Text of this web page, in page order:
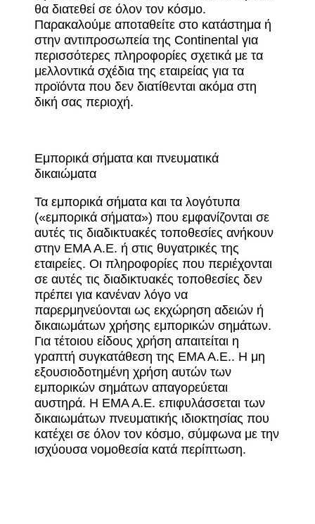
θα διατεθεί σε όλον τον κόσμο.
Παρακαλούμε αποταθείτε στο κατάστημα ή
στην αντιπροσωπεία της Continental για
περισσότερες πληροφορίες σχετικά με τα
μελλοντικά σχέδια της εταιρείας για τα
προϊόντα που δεν διατίθενται ακόμα στη
δική σας περιοχή.
Εμπορικά σήματα και πνευματικά
δικαιώματα
Τα εμπορικά σήματα και τα λογότυπα
(«εμπορικά σήματα») που εμφανίζονται σε
αυτές τις διαδικτυακές τοποθεσίες ανήκουν
στην ΕΜΑ Α.Ε. ή στις θυγατρικές της
εταιρείες. Οι πληροφορίες που περιέχονται
σε αυτές τις διαδικτυακές τοποθεσίες δεν
πρέπει για κανέναν λόγο να
παρερμηνεύονται ως εκχώρηση αδειών ή
δικαιωμάτων χρήσης εμπορικών σημάτων.
Για τέτοιου είδους χρήση απαιτείται η
γραπτή συγκατάθεση της ΕΜΑ Α.Ε.. Η μη
εξουσιοδοτημένη χρήση αυτών των
εμπορικών σημάτων απαγορεύεται
αυστηρά. Η ΕΜΑ Α.Ε. επιφυλάσσεται των
δικαιωμάτων πνευματικής ιδιοκτησίας που
κατέχει σε όλον τον κόσμο, σύμφωνα με την
ισχύουσα νομοθεσία κατά περίπτωση.